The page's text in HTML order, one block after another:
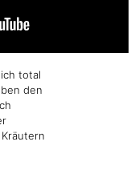
total
den